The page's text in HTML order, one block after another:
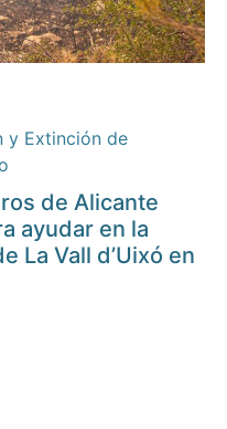
y Extinción de
de Alicante
ayudar en la
La Vall d’Uixó en